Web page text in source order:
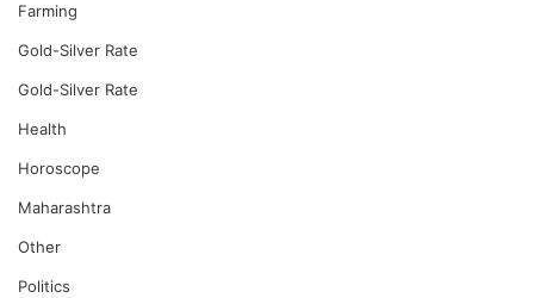
Farming
Gold-Silver Rate
Gold-Silver Rate
Health
Horoscope
Maharashtra
Other
Politics